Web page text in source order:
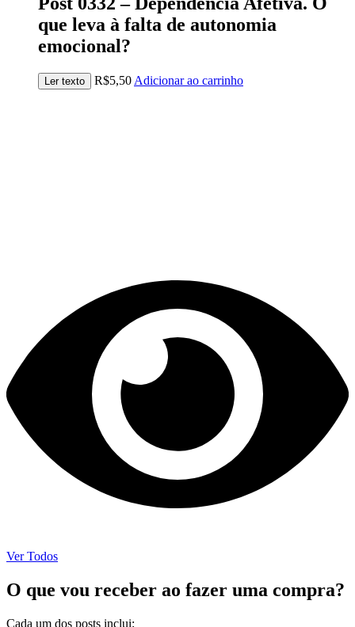
que leva à falta de autonomia
emocional?
Ler texto R$5,50 Adicionar ao carrinho
Ver Todos
O que vou receber ao fazer uma compra?
Cada um dos posts inclui: